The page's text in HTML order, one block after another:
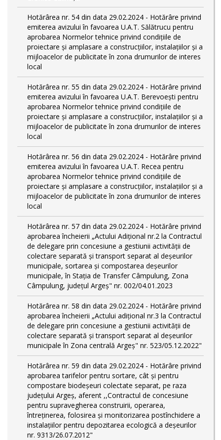
Hotărârea nr. 54 din data 29.02.2024 - Hotărâre privind
emiterea avizului în favoarea U.A.T. Sălătrucu pentru
aprobarea Normelor tehnice privind condiţiile de
proiectare şi amplasare a construcţiilor, instalaţiilor şi a
mijloacelor de publicitate în zona drumurilor de interes
local
Hotărârea nr. 55 din data 29.02.2024 - Hotărâre privind
emiterea avizului în favoarea U.A.T. Berevoești pentru
aprobarea Normelor tehnice privind condiţiile de
proiectare şi amplasare a construcţiilor, instalaţiilor şi a
mijloacelor de publicitate în zona drumurilor de interes
local
Hotărârea nr. 56 din data 29.02.2024 - Hotărâre privind
emiterea avizului în favoarea U.A.T. Recea pentru
aprobarea Normelor tehnice privind condiţiile de
proiectare şi amplasare a construcţiilor, instalaţiilor şi a
mijloacelor de publicitate în zona drumurilor de interes
local
Hotărârea nr. 57 din data 29.02.2024 - Hotărâre privind
aprobarea încheierii „Actului Adițional nr.2 la Contractul
de delegare prin concesiune a gestiunii activității de
colectare separată și transport separat al deşeurilor
municipale, sortarea și compostarea deșeurilor
municipale, în Stația de Transfer Câmpulung, Zona
Câmpulung, județul Argeș" nr. 002/04.01.2023
Hotărârea nr. 58 din data 29.02.2024 - Hotărâre privind
aprobarea încheierii „Actului adițional nr.3 la Contractul
de delegare prin concesiune a gestiunii activității de
colectare separată și transport separat al deşeurilor
municipale în Zona centrală Argeș" nr. 523/05.12.2022"
Hotărârea nr. 59 din data 29.02.2024 - Hotărâre privind
aprobarea tarifelor pentru sortare, cât și pentru
compostare biodeșeuri colectate separat, pe raza
județului Argeș, aferent ,,Contractul de concesiune
pentru supravegherea construirii, operarea,
întreținerea, folosirea și monitorizarea postînchidere a
instalațiilor pentru depozitarea ecologică a deșeurilor
nr. 9313/26.07.2012"